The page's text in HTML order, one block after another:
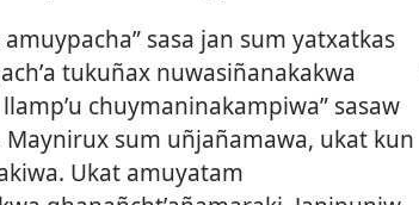
sasa jan sum yatxatkas
tukuñax nuwasiñanakakwa
chuymaninakampiwa” sasaw
Maynirux sum uñjañamawa, ukat kun
Ukat amuyatam